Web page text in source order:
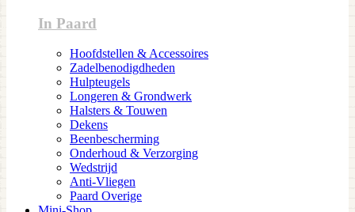
In Paard
Hoofdstellen & Accessoires
Zadelbenodigdheden
Hulpteugels
Longeren & Grondwerk
Halsters & Touwen
Dekens
Beenbescherming
Onderhoud & Verzorging
Wedstrijd
Anti-Vliegen
Paard Overige